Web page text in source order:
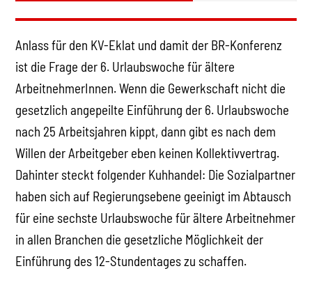
Anlass für den KV-Eklat und damit der BR-Konferenz
ist die Frage der 6. Urlaubswoche für ältere
ArbeitnehmerInnen. Wenn die Gewerkschaft nicht die
gesetzlich angepeilte Einführung der 6. Urlaubswoche
nach 25 Arbeitsjahren kippt, dann gibt es nach dem
Willen der Arbeitgeber eben keinen Kollektivvertrag.
Dahinter steckt folgender Kuhhandel: Die Sozialpartner
haben sich auf Regierungsebene geeinigt im Abtausch
für eine sechste Urlaubswoche für ältere Arbeitnehmer
in allen Branchen die gesetzliche Möglichkeit der
Einführung des 12-Stundentages zu schaffen.